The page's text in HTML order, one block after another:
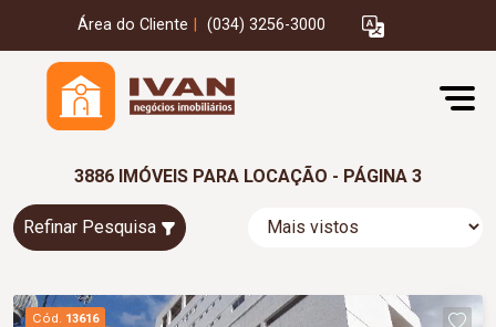
Área do Cliente (034) 3256-3000
3886 IMÓVEIS PARA LOCAÇÃO - PÁGINA 3
Refinar Pesquisa
Cód. 13616